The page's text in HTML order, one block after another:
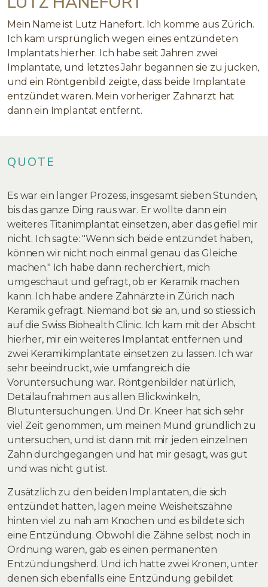
Mein Name ist Lutz Hanefort. Ich komme aus Zürich.
Ich kam ursprünglich wegen eines entzündeten
Implantats hierher. Ich habe seit Jahren zwei
Implantate, und letztes Jahr begannen sie zu jucken,
und ein Röntgenbild zeigte, dass beide Implantate
entzündet waren. Mein vorheriger Zahnarzt hat
dann ein Implantat entfernt.
QUOTE
Es war ein langer Prozess, insgesamt sieben Stunden,
bis das ganze Ding raus war. Er wollte dann ein
weiteres Titanimplantat einsetzen, aber das gefiel mir
nicht. Ich sagte: "Wenn sich beide entzündet haben,
können wir nicht noch einmal genau das Gleiche
machen." Ich habe dann recherchiert, mich
umgeschaut und gefragt, ob er Keramik machen
kann. Ich habe andere Zahnärzte in Zürich nach
Keramik gefragt. Niemand bot sie an, und so stiess ich
auf die Swiss Biohealth Clinic. Ich kam mit der Absicht
hierher, mir ein weiteres Implantat entfernen und
zwei Keramikimplantate einsetzen zu lassen. Ich war
sehr beeindruckt, wie umfangreich die
Voruntersuchung war. Röntgenbilder natürlich,
Detailaufnahmen aus allen Blickwinkeln,
Blutuntersuchungen. Und Dr. Kneer hat sich sehr
viel Zeit genommen, um meinen Mund gründlich zu
untersuchen, und ist dann mit mir jeden einzelnen
Zahn durchgegangen und hat mir gesagt, was gut
und was nicht gut ist.
Zusätzlich zu den beiden Implantaten, die sich
entzündet hatten, lagen meine Weisheitszähne
hinten viel zu nah am Knochen und es bildete sich
eine Entzündung. Obwohl die Zähne selbst noch in
Ordnung waren, gab es einen permanenten
Entzündungsherd. Und ich hatte zwei Kronen, unter
denen sich ebenfalls eine Entzündung gebildet